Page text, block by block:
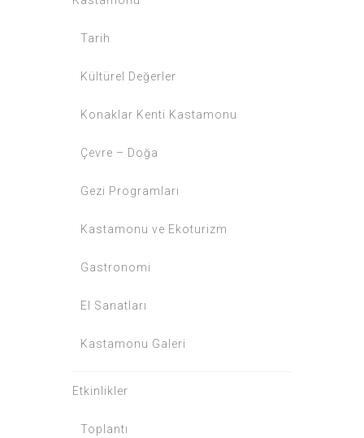
Tarih
Kültürel Değerler
Konaklar Kenti Kastamonu
Çevre – Doğa
Gezi Programları
Kastamonu ve Ekoturizm
Gastronomi
El Sanatları
Kastamonu Galeri
Etkinlikler
Toplantı